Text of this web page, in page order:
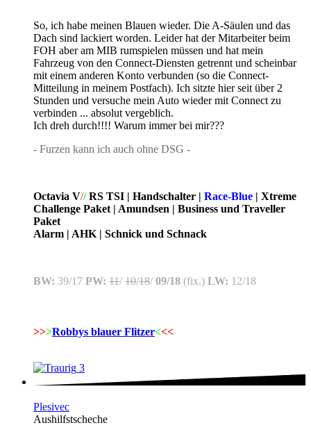
So, ich habe meinen Blauen wieder. Die A-Säulen und das
Dach sind lackiert worden. Leider hat der Mitarbeiter beim
FOH aber am MIB rumspielen müssen und hat mein
Fahrzeug von den Connect-Diensten getrennt und scheinbar
mit einem anderen Konto verbunden (so die Connect-
Mitteilung in meinem Postfach). Ich sitzte hier seit über 2
Stunden und versuche mein Auto wieder mit Connect zu
verbinden ... absolut vergeblich.
Ich dreh durch!!!! Warum immer bei mir???
- Furzen kann ich auch ohne DSG -
Octavia V//RS TSI | Handschalter | Race-Blue | Xtreme
Challenge Paket | Amundsen | Business und Traveller
Paket
Alarm | AHK | Schnick und Schnack
BW: 39/17 PW: 11/10/18/09/18 (fix.) LW: 12/18
>>>Robbys blauer Flitzer<<<
3
Plesivec
Aushilfstscheche